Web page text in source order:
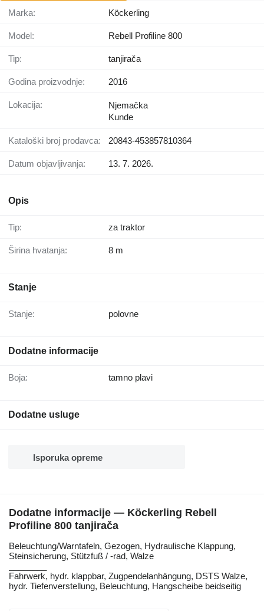
Marka: Köckerling
Model: Rebell Profiline 800
Tip: tanjirača
Godina proizvodnje: 2016
Lokacija:
Njemačka
Kunde
Kataloški broj prodavca: 20843-453857810364
Datum objavljivanja: 13. 7. 2026.
Opis
Tip: za traktor
Širina hvatanja: 8 m
Stanje
Stanje: polovne
Dodatne informacije
Boja: tamno plavi
Dodatne usluge
Isporuka opreme
Dodatne informacije — Köckerling Rebell
Profiline 800 tanjirača
Beleuchtung/Warntafeln, Gezogen, Hydraulische Klappung,
Steinsicherung, Stützfuß / -rad, Walze
Fahrwerk, hydr. klappbar, Zugpendelanhängung, DSTS Walze,
hydr. Tiefenverstellung, Beleuchtung, Hangscheibe beidseitig